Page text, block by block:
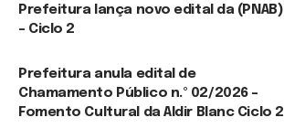
Prefeitura lança novo edital da (PNAB)
– Ciclo 2
Prefeitura anula edital de
Chamamento Público n.º 02/2026 –
Fomento Cultural da Aldir Blanc Ciclo 2